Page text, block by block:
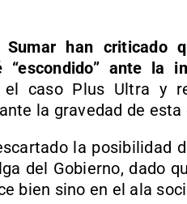
Sumar han criticado
“escondido” ante la
el caso Plus Ultra y
la gravedad de esta
la posibilidad
del Gobierno, dado
bien sino en el ala